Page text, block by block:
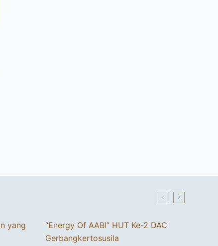
yang
“Energy Of AABI” HUT Ke-2 DAC
Gerbangkertosusila